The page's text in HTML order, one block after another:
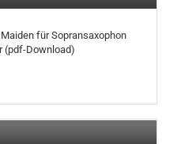
für Sopransaxophon
(pdf-Download)